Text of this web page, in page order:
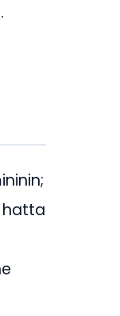
hatta